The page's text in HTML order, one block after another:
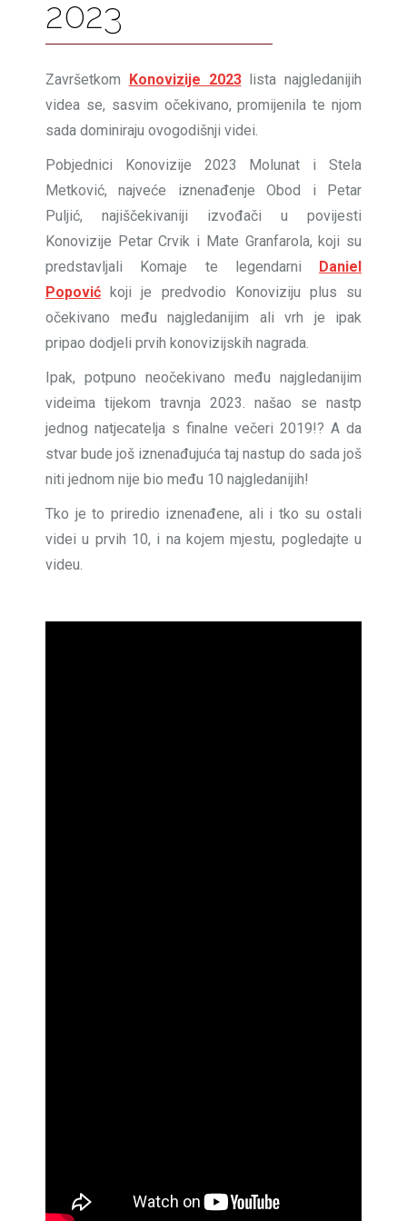
2023
Završetkom Konovizije 2023lista najgledanijih
videa se, sasvim očekivano, promijenila te njom
sada dominiraju ovogodišnji videi.
Pobjednici Konovizije 2023 Molunat i Stela
Metković, najveće iznenađenje Obod i Petar
Puljić, najiščekivaniji izvođači u povijesti
Konovizije Petar Crvik i Mate Granfarola, koji su
predstavljali Komaje te legendarni Daniel
Popović koji je predvodio Konoviziju plus su
očekivano među najgledanijim ali vrh je ipak
pripao dodjeli prvih konovizijskih nagrada.
Ipak, potpuno neočekivano među najgledanijim
videima tijekom travnja 2023. našao se nastp
jednog natjecatelja s finalne večeri 2019!? A da
stvar bude još iznenađujuća taj nastup do sada još
niti jednom nije bio među 10 najgledanijih!
Tko je to priredio iznenađene, ali i tko su ostali
videi u prvih 10, i na kojem mjestu, pogledajte u
videu.